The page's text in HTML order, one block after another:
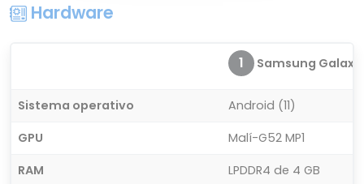
Hardware
1 Samsung Galaxy
Sistema operativo
Android (11)
GPU
Malí-G52 MP1
RAM
LPDDR4 de 4 GB